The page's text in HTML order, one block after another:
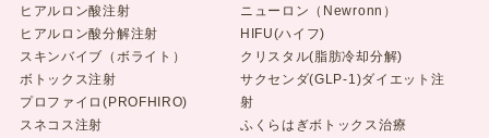
ヒアルロン酸注射
ヒアルロン酸分解注射
スキンバイブ（ボライト）
ボトックス注射
プロファイロ(PROFHIRO)
スネコス注射
ニューロン（Newronn）
HIFU(ハイフ)
クリスタル(脂肪冷却分解)
サクセンダ(GLP-1)ダイエット注
射
ふくらはぎボトックス治療